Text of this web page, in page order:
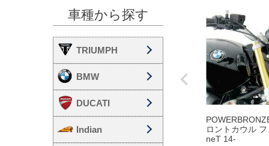
車種から探す
TRIUMPH
BMW
DUCATI
Indian
ロントカウル
neT 14-